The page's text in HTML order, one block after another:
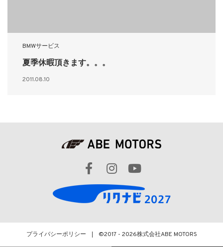
BMWサービス
夏季休暇頂きます。。。
2011.08.10
プライバシーポリシー ©2017 - 2026株式会社ABE MOTORS